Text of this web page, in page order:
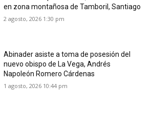
en zona montañosa de Tamboril, Santiago
2 agosto, 2026 1:30 pm
Abinader asiste a toma de posesión del
nuevo obispo de La Vega, Andrés
Napoleón Romero Cárdenas
1 agosto, 2026 10:44 pm